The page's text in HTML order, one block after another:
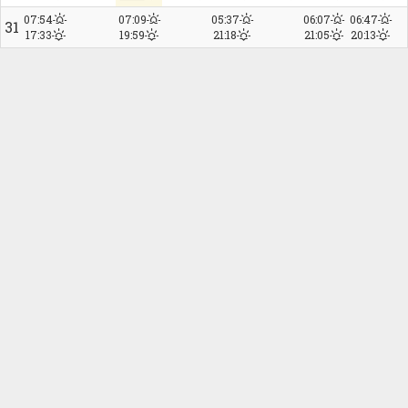
31 07:54
17:33
07:09
19:59
05:37
21:18
06:07
21:05
06:47
20:13